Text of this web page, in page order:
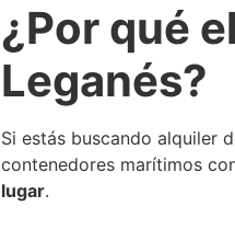
¿Por qué
Leganés?
Si estás buscando alquiler
contenedores marítimos
lugar.